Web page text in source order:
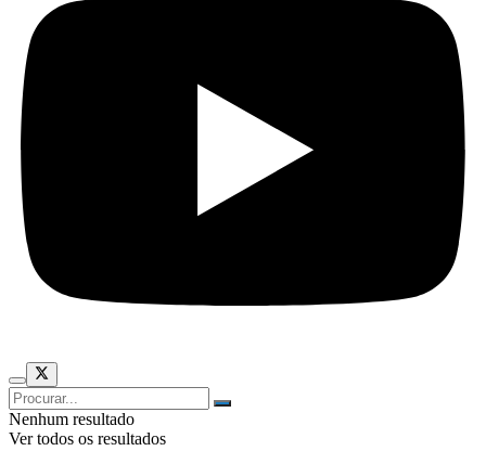
Nenhum resultado
Ver todos os resultados